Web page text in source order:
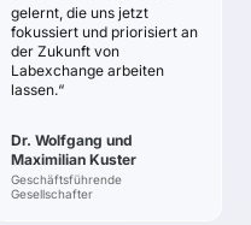
analysieren.
Nach der Bestimmung
der strategischen Vision
wurden notwendige
Verantwortlichkeiten
zugeteilt und eine
Projektroadmap
gelernt, die uns jetzt
fokussiert und priorisiert an
der Zukunft von
Labexchange arbeiten
lassen.“
Dr. Wolfgang und
Maximilian Kuster
Geschäftsführende
Gesellschafter
Systematische und
fokussierte
Beschäftigung mit den
Trends und